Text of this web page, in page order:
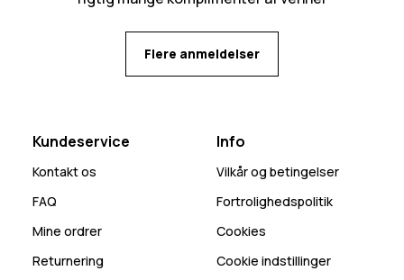
Flere anmeldelser
Kundeservice
Kontakt os
FAQ
Mine ordrer
Returnering
Info
Vilkår og betingelser
Fortrolighedspolitik
Cookies
Cookie indstillinger